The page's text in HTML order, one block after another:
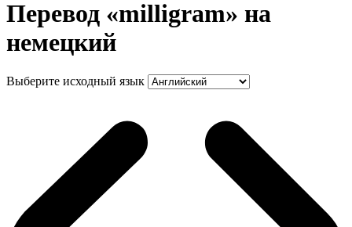
Перевод «milligram» на
немецкий
Выберите исходный язык